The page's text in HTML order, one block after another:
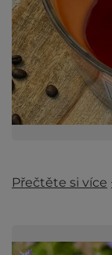
Přečtěte si více